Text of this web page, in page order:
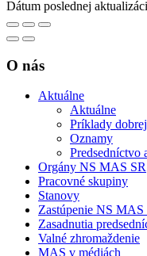
Dátum poslednej
O nás
Aktuálne
Aktuálne
Príklady
Oznamy
Predsedníctvo
Orgány NS MAS SR
Pracovné skupiny
Stanovy
Zastúpenie NS MAS
Zasadnutia
Valné zhromaždenie
MAS v médiách